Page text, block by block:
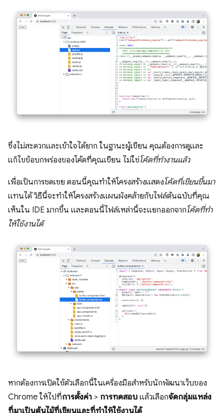
ซึ่งไม่สะดวกและเข้าใจได้ยาก ในฐานะผู้เขียน คุณต้องการดูและ
แก้ไขข้อบกพร่องของโค้ดที่คุณเขียน ไม่ใช่โค้ดที่ทํางานแล้ว
เพื่อเป็นการชดเชย ตอนนี้คุณทำให้โครงสร้างแสดงโค้ดที่เขียนขึ้นมา
แทนได้ วิธีนี้จะทำให้โครงสร้างแผนผังคล้ายกับไฟล์ต้นฉบับที่คุณ
เห็นใน IDE มากขึ้น และตอนนี้ไฟล์เหล่านี้จะแยกออกจากโค้ดที่ทํา
ให้ใช้งานได้
หากต้องการเปิดใช้ตัวเลือกนี้ในเครื่องมือสำหรับนักพัฒนาเว็บของ
Chrome ให้ไปที่การตั้งค่า > การทดสอบ แล้วเลือกจัดกลุ่มแหล่ง